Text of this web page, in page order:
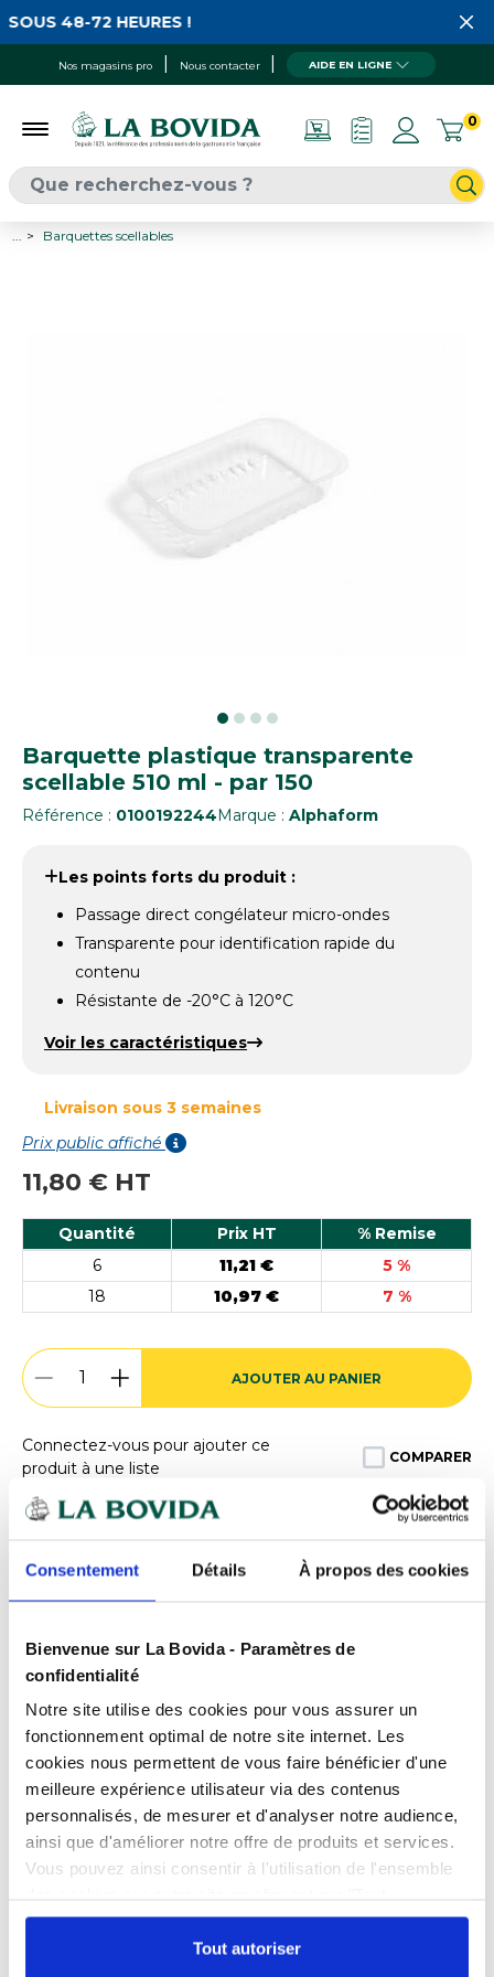
Consentement Détails À propos des cookies
Bienvenue sur La Bovida - Paramètres de
confidentialité
Notre site utilise des cookies pour vous assurer un
fonctionnement optimal de notre site internet. Les
cookies nous permettent de vous faire bénéficier d'une
meilleure expérience utilisateur via des contenus
personnalisés, de mesurer et d'analyser notre audience,
ainsi que d'améliorer notre offre de produits et services.
Vous pouvez ainsi consentir à l'utilisation de l'ensemble
autoriser". Cependant, si vous ne souhaitez autoriser que
certains types de cookies, veuillez cliquer sur
Tout autoriser
Nos magasins pro Nous contacter AIDE EN LIGNE
0
48-72 HEURES !
Barquettes scellables
Barquette plastique transparente
scellable 510 ml - par 150
Référence : 0100192244Marque : Alphaform
Les points forts du produit :
Passage direct congélateur micro-ondes
Transparente pour identification rapide du
contenu
Résistante de -20°C à 120°C
Voir les caractéristiques
Livraison sous 3 semaines
Prix public affiché
11,80 € HT
Quantité Prix HT
% Remise
6
11,21 €
5 %
18
10,97 € 7 %
AJOUTER AU PANIER
Connectez-vous pour ajouter ce
produit à une liste
COMPARER
Des experts
à votre écoute
Devisgratuits
Présentation
Barquette plastique transparente
scellable 510 ml idéale pour la
conservation
de toutes vos préparations culinaires. Spécialement
Caractéristiques
Adapte au micro-ondes oui
Par 150